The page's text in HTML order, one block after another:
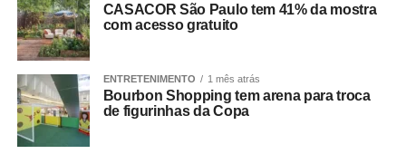
CASACOR São Paulo tem 41% da mostra
com acesso gratuito
ENTRETENIMENTO 1 mês atrás
Bourbon Shopping tem arena para troca
de figurinhas da Copa